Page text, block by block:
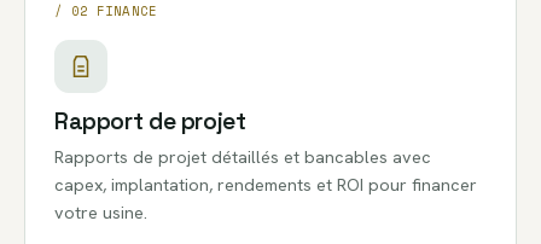
/ 02 FINANCE
Rapport de projet
Rapports de projet détaillés et bancables avec
capex, implantation, rendements et ROI pour financer
votre usine.